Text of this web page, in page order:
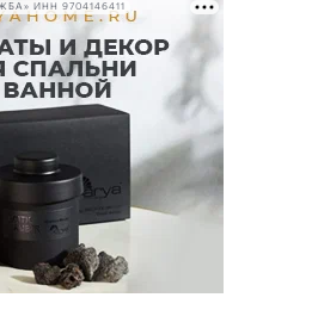
ИНН 9704146411